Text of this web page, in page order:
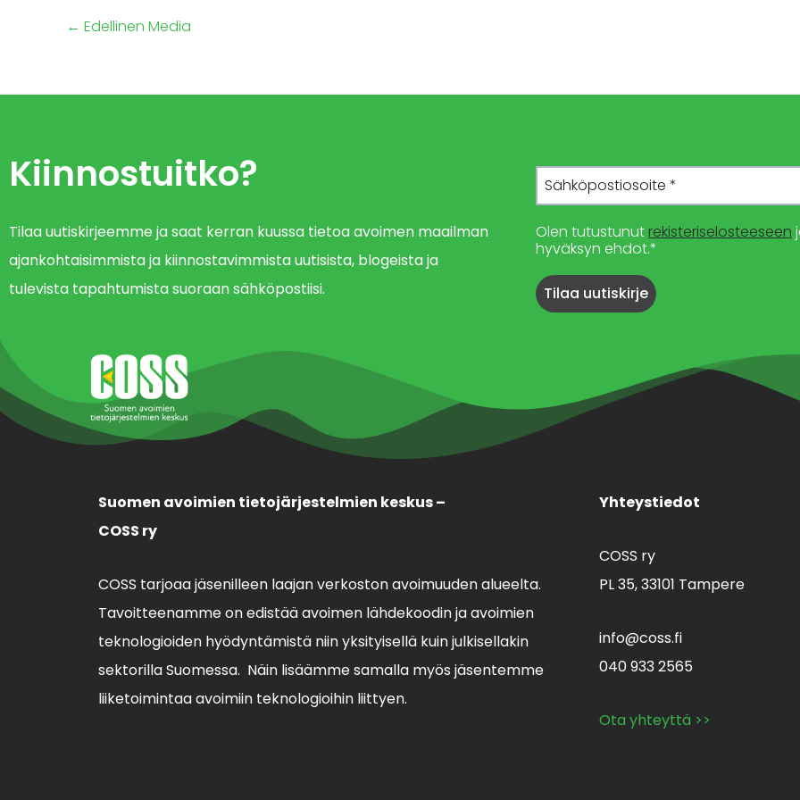
← Edellinen Media
Kiinnostuitko?
Tilaa uutiskirjeemme ja saat kerran kuussa tietoa avoimen maailman
ajankohtaisimmista ja kiinnostavimmista uutisista, blogeista ja
tulevista tapahtumista suoraan sähköpostiisi.
Olen tutustunut rekisteriselosteeseen
hyväksyn ehdot.*
Suomen avoimien tietojärjestelmien keskus –
COSS ry
COSS tarjoaa jäsenilleen laajan verkoston avoimuuden alueelta.
Tavoitteenamme on edistää avoimen lähdekoodin ja avoimien
teknologioiden hyödyntämistä niin yksityisellä kuin julkisellakin
sektorilla Suomessa. Näin lisäämme samalla myös jäsentemme
liiketoimintaa avoimiin teknologioihin liittyen.
Yhteystiedot
COSS ry
PL 35,33101 Tampere
info@coss.fi
040 933 2565
Ota yhteyttä >>